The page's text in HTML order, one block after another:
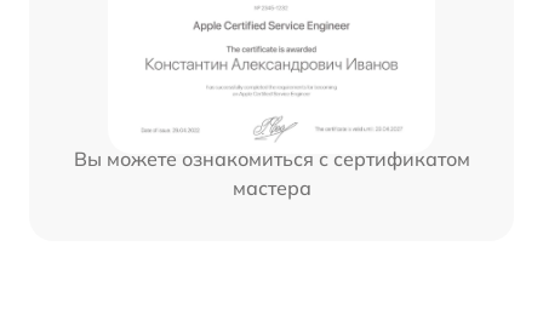
Вы можете ознакомиться с сертификатом
мастера